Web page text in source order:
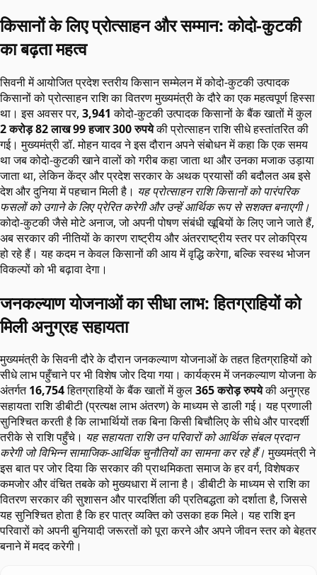
किसानों के लिए प्रोत्साहन और सम्मान: कोदो-कुटकी
का बढ़ता महत्व
सिवनी में आयोजित प्रदेश स्तरीय किसान सम्मेलन में कोदो-कुटकी उत्पादक
किसानों को प्रोत्साहन राशि का वितरण मुख्यमंत्री के दौरे का एक महत्वपूर्ण हिस्सा
था। इस अवसर पर, 3,941 कोदो-कुटकी उत्पादक किसानों के बैंक खातों में कुल
2 करोड़ 82 लाख 99 हजार 300 रुपयेकी प्रोत्साहन राशि सीधे हस्तांतरित की
गई। मुख्यमंत्री डॉ. मोहन यादव ने इस दौरान अपने संबोधन में कहा कि एक समय
था जब कोदो-कुटकी खाने वालों को गरीब कहा जाता था और उनका मजाक उड़ाया
जाता था, लेकिन केंद्र और प्रदेश सरकार के अथक प्रयासों की बदौलत अब इसे
देश और दुनिया में पहचान मिली है। यह प्रोत्साहन राशि किसानों को पारंपरिक
फसलों को उगाने के लिए प्रेरित करेगी और उन्हें आर्थिक रूप से सशक्त बनाएगी।
कोदो-कुटकी जैसे मोटे अनाज, जो अपनी पोषण संबंधी खूबियों के लिए जाने जाते हैं,
अब सरकार की नीतियों के कारण राष्ट्रीय और अंतरराष्ट्रीय स्तर पर लोकप्रिय
हो रहे हैं। यह कदम न केवल किसानों की आय में वृद्धि करेगा, बल्कि स्वस्थ भोजन
विकल्पों को भी बढ़ावा देगा।
जनकल्याण योजनाओं का सीधा लाभ: हितग्राहियों को
मिली अनुग्रह सहायता
मुख्यमंत्री के सिवनी दौरे के दौरान जनकल्याण योजनाओं के तहत हितग्राहियों को
सीधे लाभ पहुँचाने पर भी विशेष जोर दिया गया। कार्यक्रम में जनकल्याण योजना के
अंतर्गत16,754हितग्राहियों के बैंक खातों में कुल365 करोड़ रुपयेकी अनुग्रह
सहायता राशि डीबीटी (प्रत्यक्ष लाभ अंतरण) के माध्यम से डाली गई। यह प्रणाली
सुनिश्चित करती है कि लाभार्थियों तक बिना किसी बिचौलिए के सीधे और पारदर्शी
तरीके से राशि पहुँचे। यह सहायता राशि उन परिवारों को आर्थिक संबल प्रदान
करेगी जो विभिन्न सामाजिक-आर्थिक चुनौतियों का सामना कर रहे हैं।मुख्यमंत्री ने
इस बात पर जोर दिया कि सरकार की प्राथमिकता समाज के हर वर्ग, विशेषकर
कमजोर और वंचित तबके को मुख्यधारा में लाना है। डीबीटी के माध्यम से राशि का
वितरण सरकार की सुशासन और पारदर्शिता की प्रतिबद्धता को दर्शाता है, जिससे
यह सुनिश्चित होता है कि हर पात्र व्यक्ति को उसका हक मिले। यह राशि इन
परिवारों को अपनी बुनियादी जरूरतों को पूरा करने और अपने जीवन स्तर को बेहतर
बनाने में मदद करेगी।